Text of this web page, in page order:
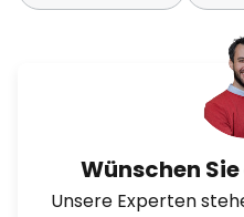
Wünschen
Unsere Experten